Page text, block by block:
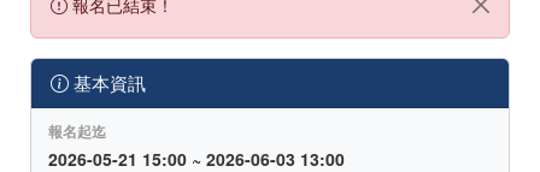
報名已結束！
基本資訊
報名起迄
2026-05-21 15:00 ~ 2026-06-03 13:00